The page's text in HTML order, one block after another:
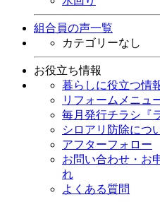
組合員の声一覧
カテゴリーなし
お役立ち情報
暮らしに役立つ情
リフォームメニュ
毎月発行チラシ『
シロアリ防除につ
アフターフォロー
お問い合わせ・お
れ
よくある質問